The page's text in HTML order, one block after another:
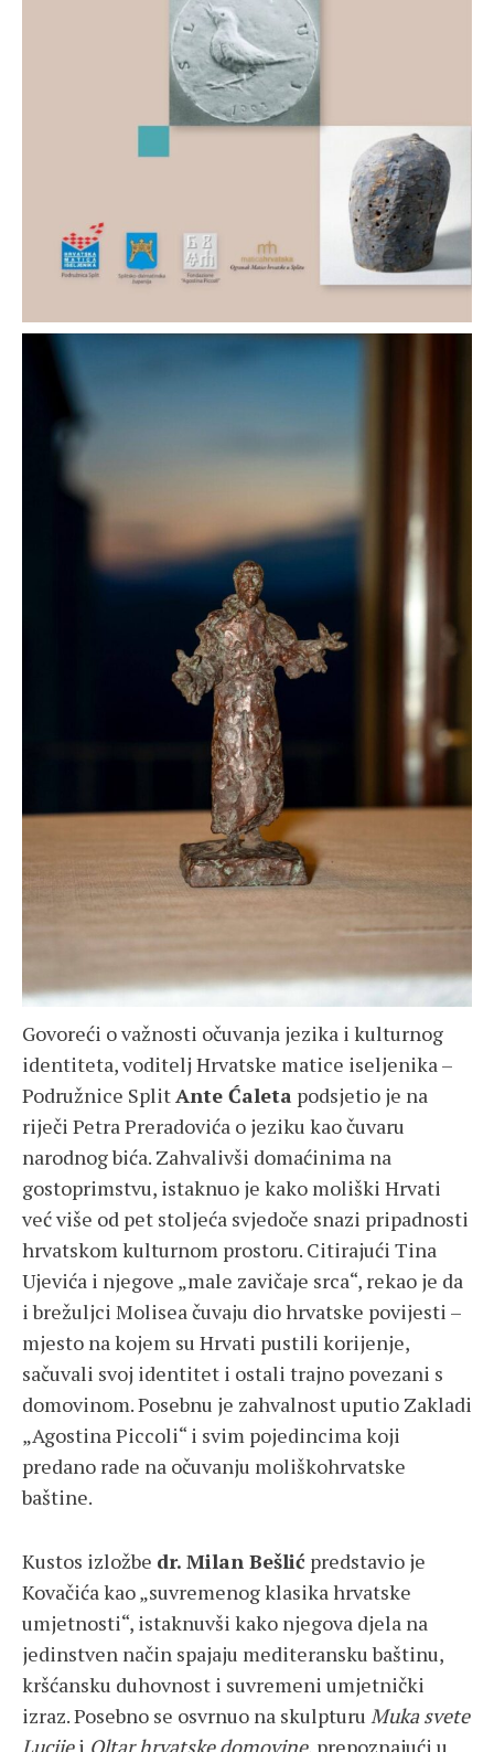
Govoreći o važnosti očuvanja jezika i kulturnog
identiteta, voditelj Hrvatske matice iseljenika –
Podružnice SplitAnte Ćaleta podsjetio je na
riječi Petra Preradovića o jeziku kao čuvaru
narodnog bića. Zahvalivši domaćinima na
gostoprimstvu, istaknuo je kako moliški Hrvati
već više od pet stoljeća svjedoče snazi pripadnosti
hrvatskom kulturnom prostoru. Citirajući Tina
Ujevića i njegove „male zavičaje srca“, rekao je da
i brežuljci Molisea čuvaju dio hrvatske povijesti –
mjesto na kojem su Hrvati pustili korijenje,
sačuvali svoj identitet i ostali trajno povezani s
domovinom. Posebnu je zahvalnost uputio Zakladi
„Agostina Piccoli“ i svim pojedincima koji
predano rade na očuvanju moliškohrvatske
baštine.
Kustos izložbe dr. Milan Bešlić predstavio je
Kovačića kao „suvremenog klasika hrvatske
umjetnosti“, istaknuvši kako njegova djela na
jedinstven način spajaju mediteransku baštinu,
kršćansku duhovnost i suvremeni umjetnički
izraz. Posebno se osvrnuo na skulpturu Muka svete